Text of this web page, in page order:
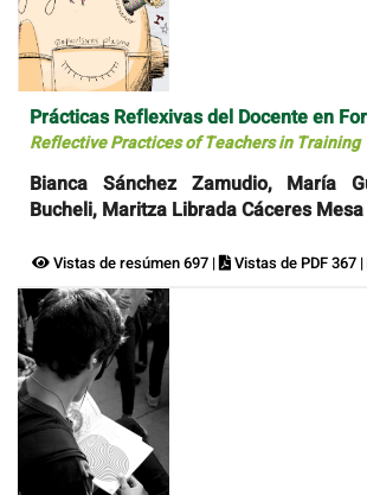
Prácticas Reflexivas del Docente en
Reflective Practices of Teachers in Training
Bianca Sánchez Zamudio, María
Bucheli, Maritza Librada Cáceres Mesa
Vistas de resúmen 697 | Vistas de PDF 367 |